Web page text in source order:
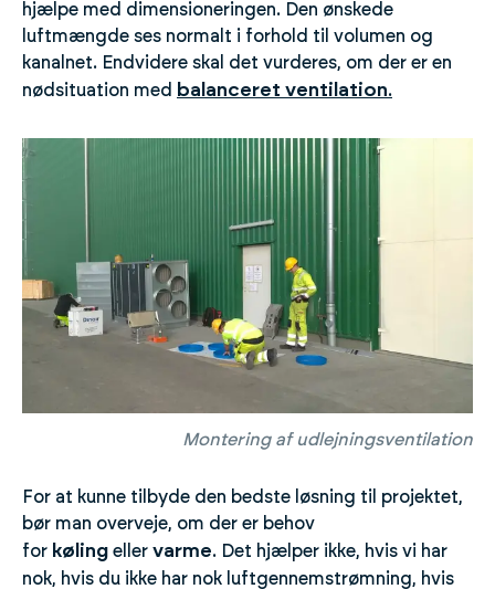
hjælpe med dimensioneringen. Den ønskede
luftmængde ses normalt i forhold til volumen og
kanalnet. Endvidere skal det vurderes, om der er en
nødsituation med
balanceret ventilation.
Montering af udlejningsventilation
For at kunne tilbyde den bedste løsning til projektet,
bør man overveje, om der er behov
for køling eller varme. Det hjælper ikke, hvis vi har
nok, hvis du ikke har nok luftgennemstrømning, hvis